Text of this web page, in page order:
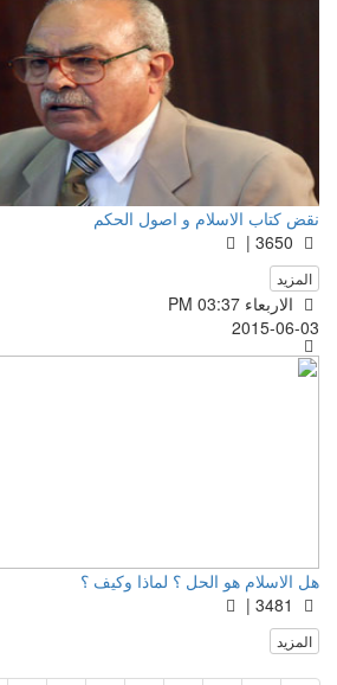
نقض كتاب الاسلام و اصول الحكم
المزيد
الاربعاء PM 03:37
2015-06-03
هل الاسلام هو الحل ؟ لماذا وكيف ؟
المزيد